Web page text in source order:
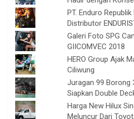
PT. Enduro
Distributor
Galeri Foto SPG
GIICOMVEC 2018
HERO Group Ajak
Ciliwung
Juragan 99 Borong
Siapkan Double
Harga New Hilux
Meluncur Dari